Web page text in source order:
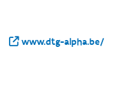
www.dtg-alpha.be/